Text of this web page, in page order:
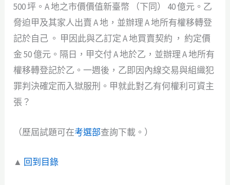
500 坪。A 地之市價價值新臺幣 （下同） 40 億元。乙
脅迫甲及其家人出賣 A 地，並辦理 A 地所有權移轉登
記於自己 。 甲因此與乙訂定 A 地買賣契約 ， 約定價
金 50 億元。隔日，甲交付 A 地於乙，並辦理 A 地所有
權移轉登記於乙。一週後，乙即因內線交易與組織犯
罪判決確定而入獄服刑。甲就此對乙有何權利可資主
張？
（歷屆試題可在考選部查詢下載。）
▲ 回到目錄